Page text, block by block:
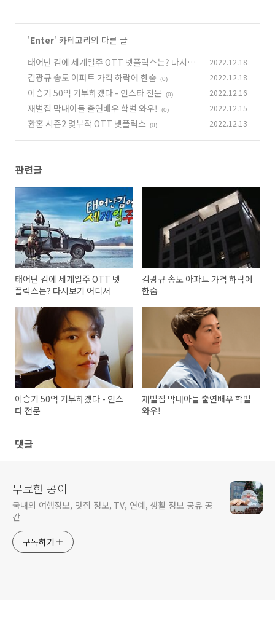
'Enter' 카테고리의 다른 글
태어난 김에 세계일주 OTT 넷플릭스는? 다시보
기 어디서
(0)
2022.12.18
김광규 송도 아파트 가격 하락에 한숨 (0) 2022.12.18
이승기 50억 기부하겠다 - 인스타 전문 (0) 2022.12.16
재벌집 막내아들 출연배우 학벌 와우! (0) 2022.12.15
환혼 시즌2 몇부작 OTT 넷플릭스 (0) 2022.12.13
관련글
태어난 김에 세계일주 OTT 넷
플릭스는? 다시보기 어디서
김광규 송도 아파트 가격 하락에
한숨
이승기 50억 기부하겠다 - 인스
타 전문
재벌집 막내아들 출연배우 학벌
와우!
댓글
무료한 콩이
국내외 여행정보, 맛집 정보, TV, 연예, 생활 정보 공유 공
간
구독하기